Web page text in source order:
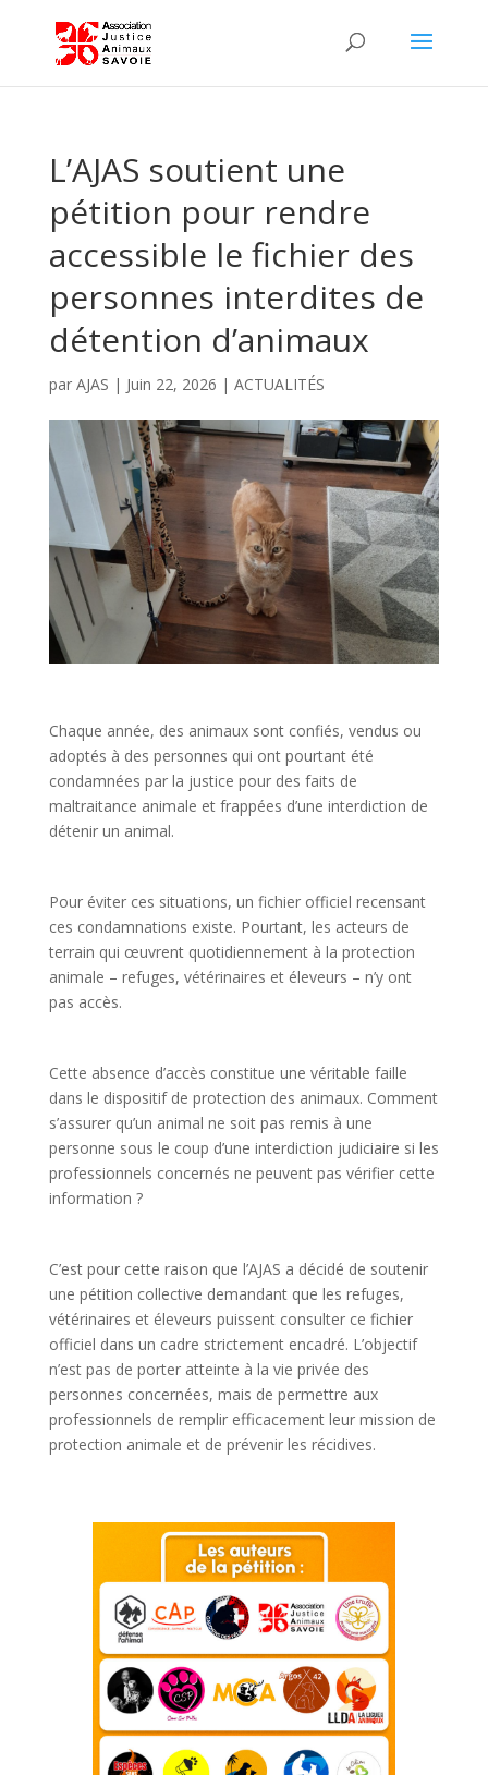
L’AJAS soutient une
pétition pour rendre
accessible le fichier des
personnes interdites de
détention d’animaux
par AJAS | Juin 22, 2026 | ACTUALITÉS
Chaque année, des animaux sont confiés, vendus ou
adoptés à des personnes qui ont pourtant été
condamnées par la justice pour des faits de
maltraitance animale et frappées d’une interdiction de
détenir un animal.
Pour éviter ces situations, un fichier officiel recensant
ces condamnations existe. Pourtant, les acteurs de
terrain qui œuvrent quotidiennement à la protection
animale – refuges, vétérinaires et éleveurs – n’y ont
pas accès.
Cette absence d’accès constitue une véritable faille
dans le dispositif de protection des animaux. Comment
s’assurer qu’un animal ne soit pas remis à une
personne sous le coup d’une interdiction judiciaire si les
professionnels concernés ne peuvent pas vérifier cette
information ?
C’est pour cette raison que l’AJAS a décidé de soutenir
une pétition collective demandant que les refuges,
vétérinaires et éleveurs puissent consulter ce fichier
officiel dans un cadre strictement encadré. L’objectif
n’est pas de porter atteinte à la vie privée des
personnes concernées, mais de permettre aux
professionnels de remplir efficacement leur mission de
protection animale et de prévenir les récidives.